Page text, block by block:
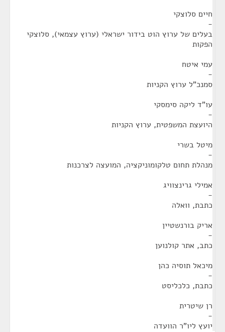
חיים סלוצקי
-
בעלים של ערוץ הוט בידור ישראלי (ערוץ עצמאי), סלוצקי
הפקות
עמי איטח
-
סמנכ"ל ערוץ הקניות
עו"ד ליקה סימסקי
-
היועצת המשפטית, ערוץ הקניות
מיטל בשרי
-
מנהלת תחום טלקומוניקציה, המועצה לצרכנות
אמילי גרינצוויג
-
כתבת, וואלה
אריק בורנשטיין
-
כתב, אתר קולנוען
מיכאל תוסיה כהן
-
כתבת, כלכליסט
רן שיטרית
-
יועץ ליו"ר הוועדה